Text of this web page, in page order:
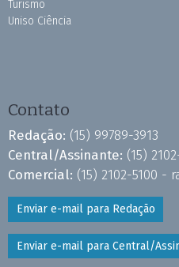
Turismo
Uniso Ciência
Contato
Redação: (15) 99789-3913
Central/Assinante: (15)
Comercial: (15) 2102-5100 -
Enviar e-mail para Redação
Enviar e-mail para Central/